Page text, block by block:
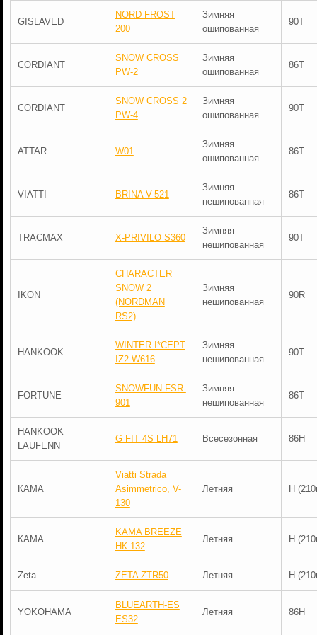
GISLAVED
NORD FROST
200
Зимняя
ошипованная
90T
CORDIANT
SNOW CROSS
PW-2
Зимняя
ошипованная
86T
CORDIANT
SNOW CROSS 2
PW-4
Зимняя
ошипованная
90T
ATTAR W01
Зимняя
ошипованная
86T
VIATTI BRINA V-521
Зимняя
нешипованная
86T
TRACMAX X-PRIVILO S360
Зимняя
нешипованная
90T
IKON
CHARACTER
SNOW 2
(NORDMAN
RS2)
Зимняя
нешипованная
90R
HANKOOK
WINTER I*CEPT
IZ2 W616
Зимняя
нешипованная
90T
FORTUNE
SNOWFUN FSR-
901
Зимняя
нешипованная
86T
HANKOOK
LAUFENN
G FIT 4S LH71 Всесезонная 86H
КАМА
Viatti Strada
Asimmetrico, V-
130
Летняя H
КАМА
KAMA BREEZE
НК-132
Летняя H
Zeta ZETA ZTR50 Летняя H
YOKOHAMA
BLUEARTH-ES
ES32
Летняя 86H